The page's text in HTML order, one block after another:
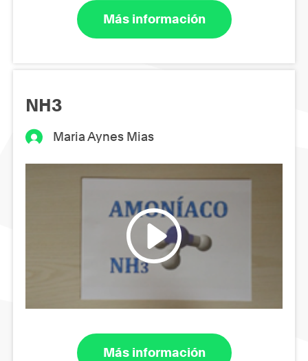
Más información
NH3
Maria Aynes Mias
Más información